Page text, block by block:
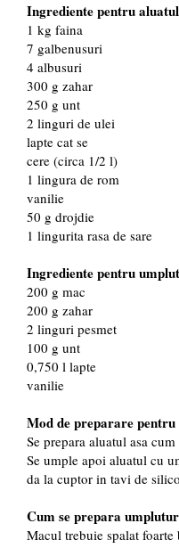
Ingrediente pentru
1 kg faina
7 galbenusuri
4 albusuri
300 g zahar
250 g unt
2 linguri de ulei
lapte cat se
cere (circa 1/2 l)
1 lingura de rom
vanilie
50 g drojdie
1 lingurita rasa de sare
Ingrediente pentru
200 g mac
200 g zahar
2 linguri pesmet
100 g unt
0,750 l lapte
vanilie
Mod de preparare
Se prepara aluatul asa
Se umple apoi aluatul cu
da la cuptor in tavi de
Cum se prepara
Macul trebuie spalat foarte